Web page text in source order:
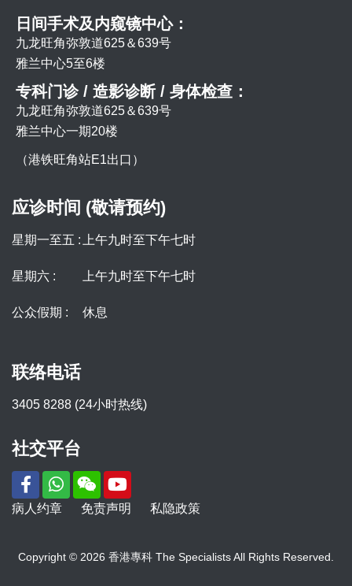
日间手术及内窥镜中心：
九龙旺角弥敦道625＆639号
雅兰中心5至6楼
专科门诊 / 造影诊断 / 身体检查：
九龙旺角弥敦道625＆639号
雅兰中心一期20楼
（港铁旺角站E1出口）
应诊时间 (敬请预约)
星期一至五 : 上午九时至下午七时
星期六 : 上午九时至下午七时
公众假期 : 休息
联络电话
3405 8288 (24小时热线)
社交平台
病人约章 免责声明 私隐政策
Copyright © 2026 香港專科 The Specialists All Rights Reserved.